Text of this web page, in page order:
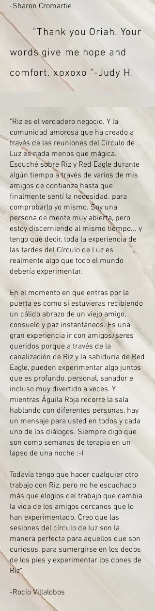
-Sharon Cromartie
"Thank you Oriah. Your
words give me hope and
comfort. xoxoxo "-Judy H.
"Riz es el verdadero negocio. Y la
comunidad amorosa que ha creado a
través de las reuniones del Círculo de
Luz es nada menos que mágica.
Escuché sobre Riz y Red Eagle durante
algún tiempo a través de varios de mis
amigos de confianza hasta que
finalmente sentí la necesidad. para
comprobarlo yo mismo. Soy una
persona de mente muy abierta, pero
estoy discerniendo al mismo tiempo... y
tengo que decir, toda la experiencia de
las tardes del Círculo de Luz es
realmente algo que todo el mundo
debería experimentar.
En el momento en que entras por la
puerta es como si estuvieras recibiendo
un cálido abrazo de un viejo amigo,
consuelo y paz instantáneos. Es una
gran experiencia ir con amigos/seres
queridos porque a través de la
canalización de Riz y la sabiduría de Red
Eagle, pueden experimentar algo juntos
que es profundo, personal, sanador e
incluso muy divertido a veces. Y
mientras Águila Roja recorre la sala
hablando con diferentes personas, hay
un mensaje para usted en todos y cada
uno de los diálogos. Siempre digo que
son como semanas de terapia en un
lapso de una noche :-)
Todavía tengo que hacer cualquier otro
trabajo con Riz, pero no he escuchado
más que elogios del trabajo que cambia
la vida de los amigos cercanos que lo
han experimentado. Creo que las
sesiones del círculo de luz son la
manera perfecta para aquellos que son
curiosos, para sumergirse en los dedos
de los pies y experimentar los dones de
Riz".
-Rocío Villalobos